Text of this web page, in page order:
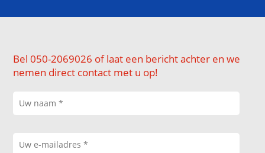
Bel 050-2069026 of laat een bericht achter en we
nemen direct contact met u op!